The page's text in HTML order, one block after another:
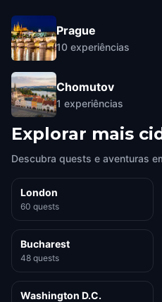
Prague
10 experiências
Chomutov
1 experiências
Explorar mais
Descubra quests e aventuras
London
60 quests
Bucharest
48 quests
Washington D.C.